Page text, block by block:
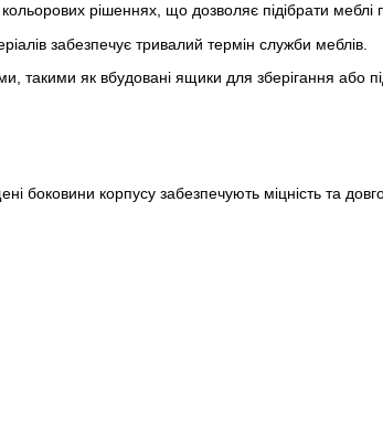
рішеннях, що дозволяє підібрати меблі
забезпечує тривалий термін служби меблів.
такими як вбудовані ящики для зберігання або
боковини корпусу забезпечують міцність та